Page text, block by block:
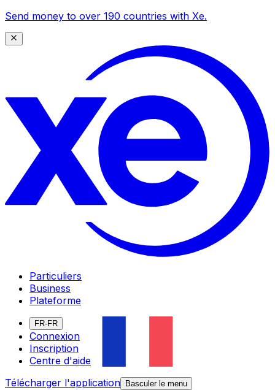
Send money to over 190 countries with Xe.
Particuliers
Business
Plateforme
FR-FR
Connexion
Inscription
Centre d'aide
Télécharger l'application
Basculer le menu